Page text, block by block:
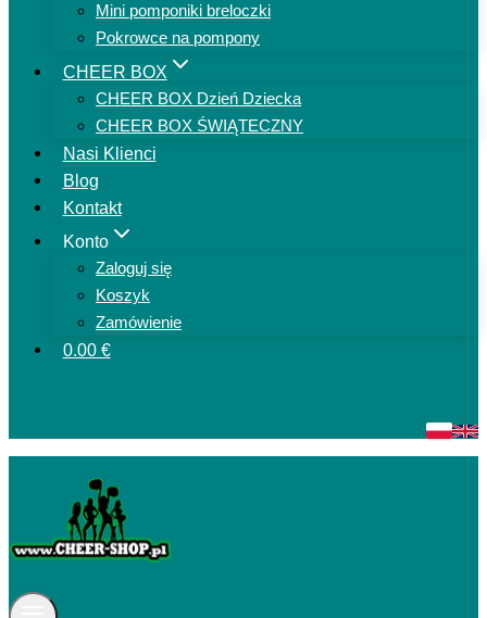
Mini pomponiki breloczki
Pokrowce na pompony
CHEER BOX
CHEER BOX Dzień Dziecka
CHEER BOX ŚWIĄTECZNY
Nasi Klienci
Blog
Kontakt
Konto
Zaloguj się
Koszyk
Zamówienie
0.00 €